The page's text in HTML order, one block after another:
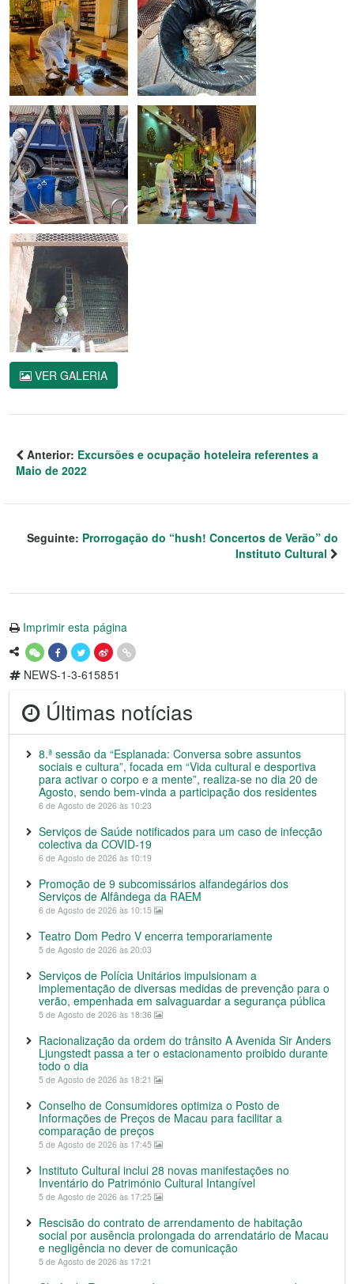
VER GALERIA
Anterior: Excursões e ocupação hoteleira referentes a
Maio de 2022
Seguinte: Prorrogação do “hush! Concertos de Verão” do
Instituto Cultural
Imprimir esta página
NEWS-1-3-615851
Últimas notícias
8.ª sessão da “Esplanada: Conversa sobre assuntos
sociais e cultura”, focada em “Vida cultural e desportiva
para activar o corpo e a mente”, realiza-se no dia 20 de
Agosto, sendo bem-vinda a participação dos residentes
6 de Agosto de 2026 às 10:23
Serviços de Saúde notificados para um caso de infecção
colectiva da COVID-19
6 de Agosto de 2026 às 10:19
Promoção de 9 subcomissários alfandegários dos
Serviços de Alfândega da RAEM
6 de Agosto de 2026 às 10:15
Teatro Dom Pedro V encerra temporariamente
5 de Agosto de 2026 às 20:03
Serviços de Polícia Unitários impulsionam a
implementação de diversas medidas de prevenção para o
verão, empenhada em salvaguardar a segurança pública
5 de Agosto de 2026 às 18:36
Racionalização da ordem do trânsito A Avenida Sir Anders
Ljungstedt passa a ter o estacionamento proibido durante
todo o dia
5 de Agosto de 2026 às 18:21
Conselho de Consumidores optimiza o Posto de
Informações de Preços de Macau para facilitar a
comparação de preços
5 de Agosto de 2026 às 17:45
Instituto Cultural inclui 28 novas manifestações no
Inventário do Património Cultural Intangível
5 de Agosto de 2026 às 17:25
Rescisão do contrato de arrendamento de habitação
social por ausência prolongada do arrendatário de Macau
e negligência no dever de comunicação
5 de Agosto de 2026 às 17:21